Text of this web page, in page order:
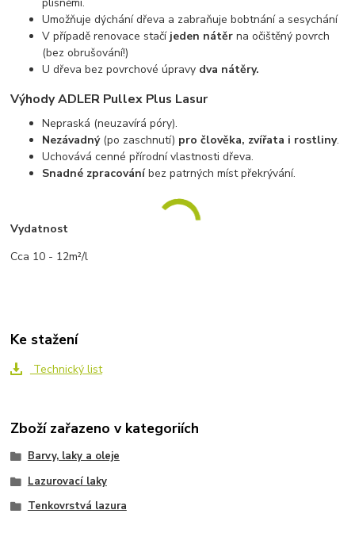
Umožňuje dýchání dřeva a zabraňuje bobtnání a sesychání
V případě renovace stačí jeden nátěr na očištěný povrch
(bez obrušování!)
U dřeva bez povrchové úpravy dva nátěry.
Výhody ADLER Pullex Plus Lasur
Nepraská (neuzavírá póry).
Nezávadný(po zaschnutí) pro člověka, zvířata i rostliny.
Uchovává cenné přírodní vlastnosti dřeva.
Snadné zpracováníbez patrných míst překrývání.
Vydatnost
Cca 10 - 12m²/l
Ke stažení
Technický list
Zboží zařazeno v kategoriích
Barvy, laky a oleje
Lazurovací laky
Tenkovrstvá lazura